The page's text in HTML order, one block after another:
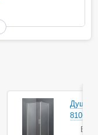
8106
В